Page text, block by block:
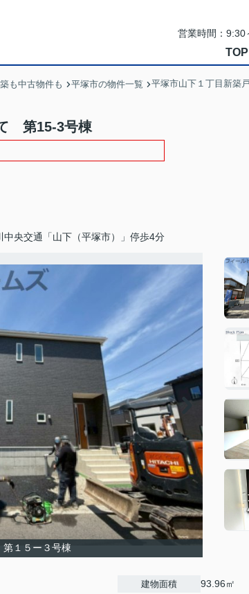
営業時間：
TOP
も中古物件も 平塚市の物件一覧 平塚市山下１丁目新築
第15-3号棟
央交通「山下（平塚市）」停歩4分
第１５ー３号棟
建物面積 93.96㎡